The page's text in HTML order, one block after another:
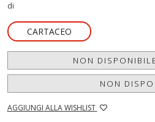
di
CARTACEO
NON
NON
AGGIUNGI ALLA WISHLIST